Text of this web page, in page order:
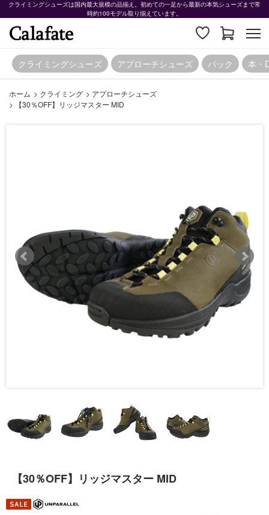
クライミングシューズは国内最大規模の品揃え。初めての一足から最新の本気シューズまで常
時約100モデル取り揃えています。
クライミングシューズ アプローチシューズ パック 本・
ホーム > クライミング > アプローチシューズ
>
【30％OFF】リッジマスター MID
【30％OFF】リッジマスター MID